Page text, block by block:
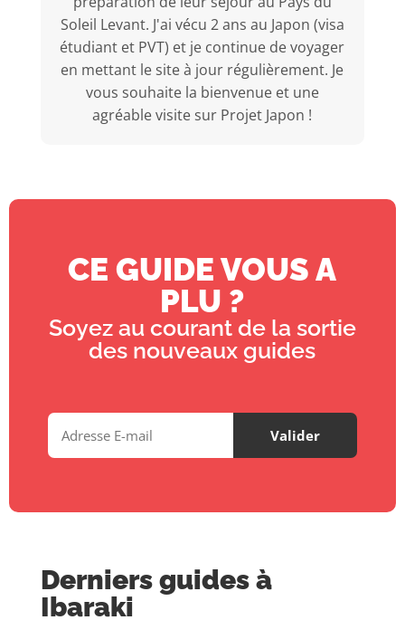
Soleil Levant. J'ai vécu 2 ans au Japon (visa
étudiant et PVT) et je continue de voyager
en mettant le site à jour régulièrement. Je
vous souhaite la bienvenue et une
agréable visite sur Projet Japon !
CE GUIDE VOUS A
PLU ?
Soyez au courant de la sortie
des nouveaux guides
Derniers guides à
Ibaraki